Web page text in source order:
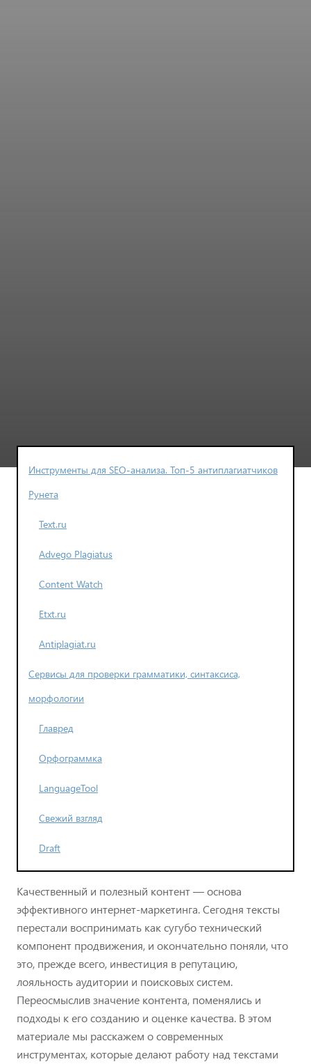
Инструменты для SEO-анализа. Топ-5 антиплагиатчиков
Рунета
Text.ru
Advego Plagiatus
Content Watch
Etxt.ru
Antiplagiat.ru
Сервисы для проверки грамматики, синтаксиса,
морфологии
Главред
Орфограммка
LanguageTool
Свежий взгляд
Draft
Качественный и полезный контент — основа
эффективного интернет-маркетинга. Сегодня тексты
перестали воспринимать как сугубо технический
компонент продвижения, и окончательно поняли, что
это, прежде всего, инвестиция в репутацию,
лояльность аудитории и поисковых систем.
Переосмыслив значение контента, поменялись и
подходы к его созданию и оценке качества. В этом
материале мы расскажем о современных
инструментах, которые делают работу над текстами